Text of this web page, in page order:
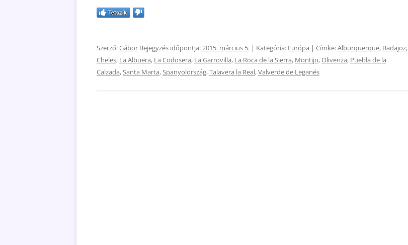
Tetszik
Szerző:Gábor Bejegyzés időpontja:2015. március 5. | Kategória: Európa | Címke:Alburquerque, Badajoz,
Cheles, La Albuera, La Codosera, La Garrovilla, La Roca de la Sierra, Montijo,Olivenza, Puebla de la
Calzada,Santa Marta,Spanyolország,Talavera la Real,Valverde de Leganés